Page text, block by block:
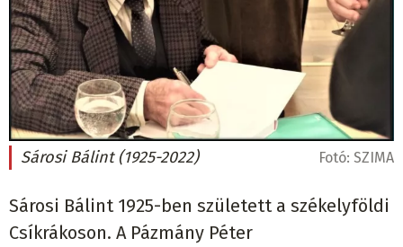
Sárosi Bálint (1925-2022) Fotó: SZIMA
Sárosi Bálint 1925-ben született a székelyföldi
Csíkrákoson. A Pázmány Péter